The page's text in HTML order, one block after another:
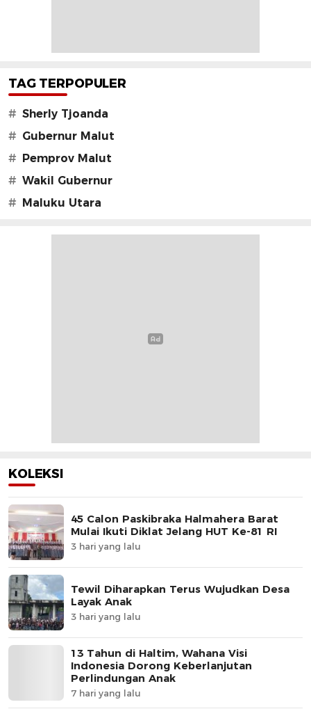
TAG TERPOPULER
# Sherly Tjoanda
# Gubernur Malut
# Pemprov Malut
# Wakil Gubernur
# Maluku Utara
KOLEKSI
45 Calon Paskibraka Halmahera Barat
Mulai Ikuti Diklat Jelang HUT Ke-81 RI
3 hari yang lalu
Tewil Diharapkan Terus Wujudkan Desa
Layak Anak
3 hari yang lalu
13 Tahun di Haltim, Wahana Visi
Indonesia Dorong Keberlanjutan
Perlindungan Anak
7 hari yang lalu